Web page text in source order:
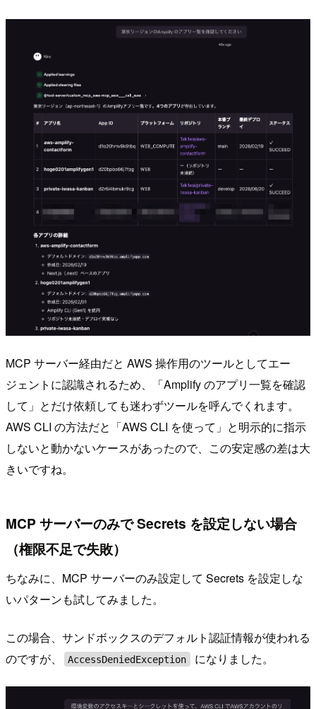
MCP サーバー経由だと AWS 操作用のツールとしてエー
ジェントに認識されるため、「Amplify のアプリ一覧を確認
して」とだけ依頼しても迷わずツールを呼んでくれます。
AWS CLI の方法だと「AWS CLI を使って」と明示的に指示
しないと動かないケースがあったので、この安定感の差は大
きいですね。
MCP サーバーのみで Secrets を設定しない場合
（権限不足で失敗）
ちなみに、MCP サーバーのみ設定して Secrets を設定しな
いパターンも試してみました。
この場合、サンドボックスのデフォルト認証情報が使われる
のですが、
AccessDeniedException になりました。